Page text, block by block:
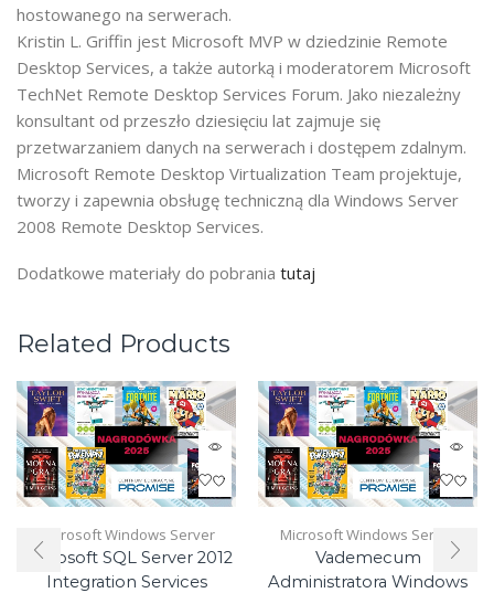
hostowanego na serwerach.
Kristin L. Griffin jest Microsoft MVP w dziedzinie Remote
Desktop Services, a także autorką i moderatorem Microsoft
TechNet Remote Desktop Services Forum. Jako niezależny
konsultant od przeszło dziesięciu lat zajmuje się
przetwarzaniem danych na serwerach i dostępem zdalnym.
Microsoft Remote Desktop Virtualization Team projektuje,
tworzy i zapewnia obsługę techniczną dla Windows Server
2008 Remote Desktop Services.
Dodatkowe materiały do pobrania tutaj
Related Products
Microsoft Windows Server
Microsoft SQL Server 2012
Integration Services
Microsoft Windows Server
Vademecum
Administratora Windows